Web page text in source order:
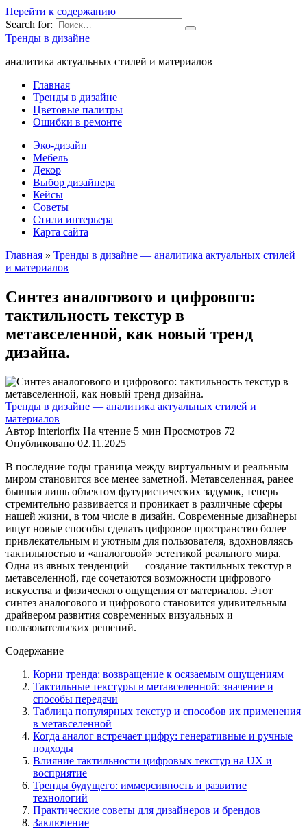
Перейти к содержанию
Search for:
Тренды в дизайне
аналитика актуальных стилей и материалов
Главная
Тренды в дизайне
Цветовые палитры
Ошибки в ремонте
Эко-дизайн
Мебель
Декор
Выбор дизайнера
Кейсы
Советы
Стили интерьера
Карта сайта
Главная » Тренды в дизайне — аналитика актуальных стилей
и материалов
Синтез аналогового и цифрового:
тактильность текстур в
метавселенной, как новый тренд
дизайна.
Тренды в дизайне — аналитика актуальных стилей и
материалов
Автор interiorfix На чтение 5 мин Просмотров 72
Опубликовано 02.11.2025
В последние годы граница между виртуальным и реальным
миром становится все менее заметной. Метавселенная, ранее
бывшая лишь объектом футуристических задумок, теперь
стремительно развивается и проникает в различные сферы
нашей жизни, в том числе в дизайн. Современные дизайнеры
ищут новые способы сделать цифровое пространство более
привлекательным и уютным для пользователя, вдохновляясь
тактильностью и «аналоговой» эстетикой реального мира.
Одна из явных тенденций — создание тактильных текстур в
метавселенной, где сочетаются возможности цифрового
искусства и физического ощущения от материалов. Этот
синтез аналогового и цифрового становится удивительным
драйвером развития современных визуальных и
пользовательских решений.
Содержание
Корни тренда: возвращение к осязаемым ощущениям
Тактильные текстуры в метавселенной: значение и
способы передачи
Таблица популярных текстур и способов их применения
в метавселенной
Когда аналог встречает цифру: генеративные и ручные
подходы
Влияние тактильности цифровых текстур на UX и
восприятие
Тренды будущего: иммерсивность и развитие
технологий
Практические советы для дизайнеров и брендов
Заключение